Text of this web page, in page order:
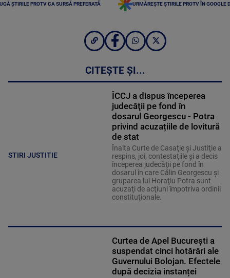
ȘTIRILE PROTV CA SURSĂ PREFERATĂ URMĂREȘTE ȘTIRILE PROTV ÎN GOOGLE
CITEȘTE ȘI...
STIRI JUSTITIE
ÎCCJ a dispus începerea
judecăţii pe fond în
dosarul Georgescu - Potra
privind acuzațiile de lovitură
de stat
Înalta Curte de Casaţie şi Justiţie a
respins, joi, contestaţiile şi a decis
începerea judecăţii pe fond în
dosarul în care Călin Georgescu şi
gruparea lui Horaţiu Potra sunt
acuzaţi de acţiuni împotriva ordinii
constituţionale.
Curtea de Apel București a
suspendat cinci hotărâri ale
Guvernului Bolojan. Efectele
după decizia instanței